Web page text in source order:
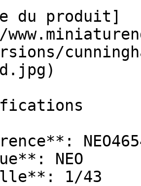
du produit]
NEO
1/43